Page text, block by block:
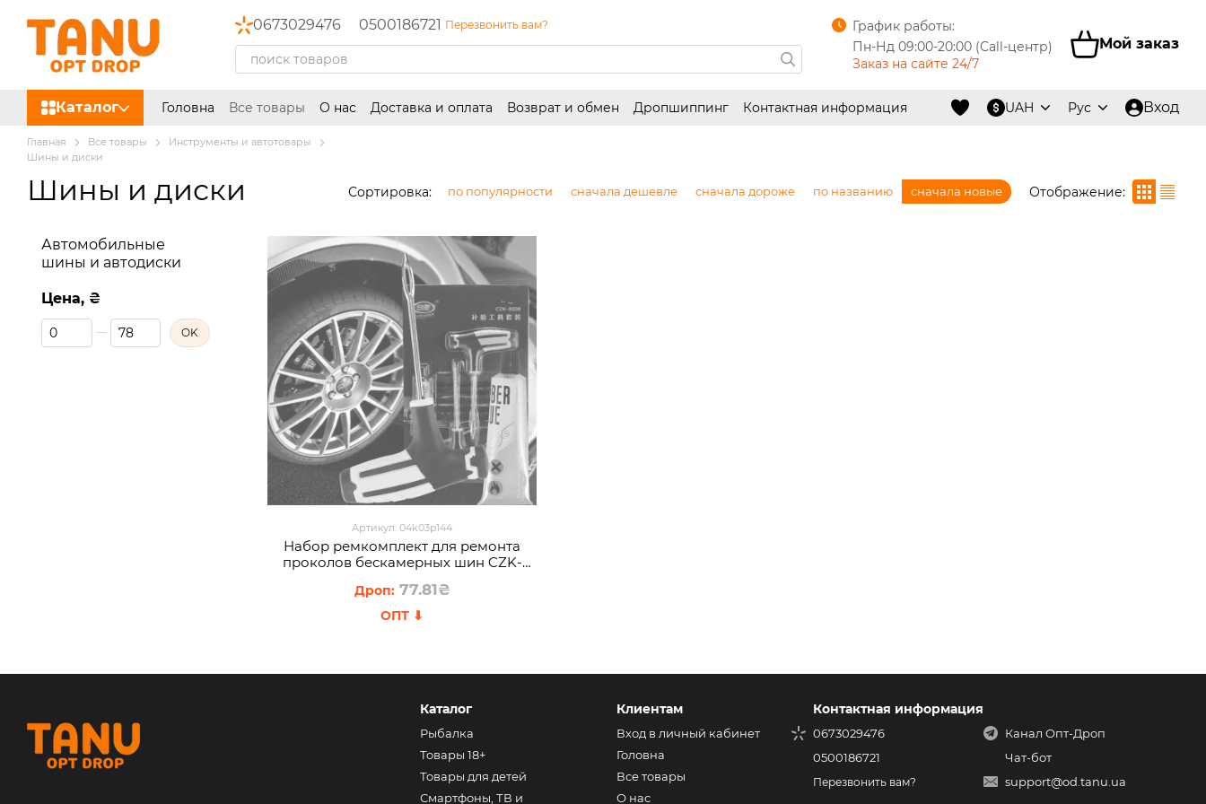
0673029476 0500186721 Перезвонить вам?
График работы:
Пн-Нд 09:00-20:00 (Call-центр)
Заказ на сайте 24/7
Мой заказ
Каталог Головна Все товары О нас Доставка и оплата Возврат и обмен Дропшиппинг Контактная информация UAH Рус Вход
Главная Все товары
Инструменты и автотовары
Шины и диски
Шины и диски Сортировка: по популярности сначала дешевле сначала дороже по названию сначала новые Отображение:
Артикул: 04k03p144
Набор ремкомплект для ремонта
проколов бескамерных шин CZK-
77.81₴
Автомобильные
шины и автодиски
Цена, ₴
От Цена, ₴
До Цена, ₴ OK
Каталог
Рыбалка
Товары 18+
Товары для детей
Смартфоны, ТВ и
Клиентам
Вход в личный кабинет
Головна
Все товары
О нас
Контактная информация
0673029476
0500186721
Перезвонить вам?
Канал Опт-Дроп
Чат-бот
support@od.tanu.ua